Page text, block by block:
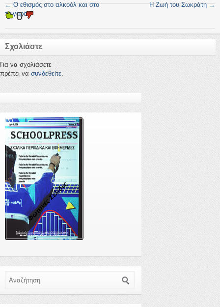
←Ο εθισμός στο αλκοόλ και στο
τσιγάρο
Η Ζωή του Σωκράτη→
0
Σχολιάστε
Για να σχολιάσετε
πρέπει να συνδεθείτε
Φωτεινές Σελίδες